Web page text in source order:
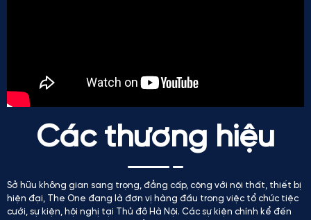
Các thương hiệu
Sở hữu không gian sang trọng, đẳng cấp, cộng với nội thất, thiết bị
hiện đại, The One đang là đơn vị hàng đầu trong việc tổ chức tiệc
cưới, sự kiện, hội nghị tại Thủ đô Hà Nội. Các sự kiện chính kể đến